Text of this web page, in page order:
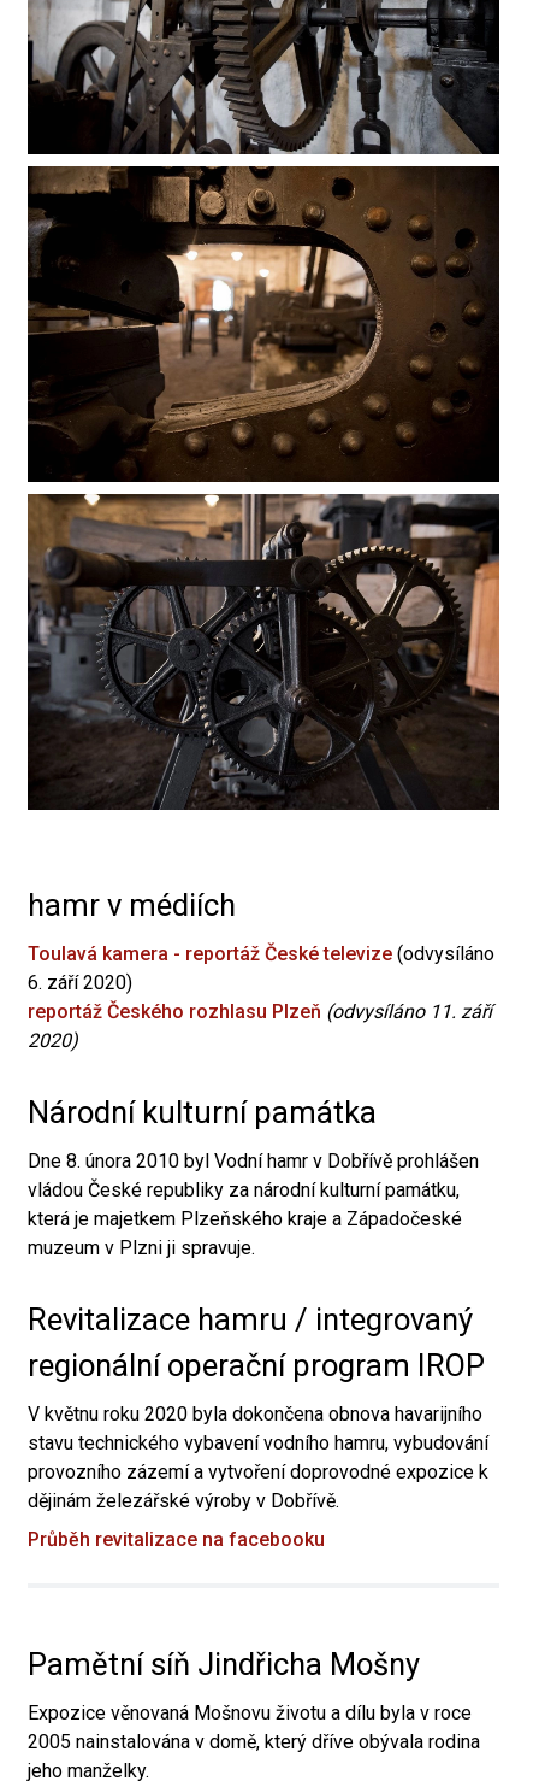
hamr v médiích
Toulavá kamera - reportáž České televize (odvysíláno
6. září 2020)
reportáž Českého rozhlasu Plzeň (odvysíláno 11. září
2020)
Národní kulturní památka
Dne 8. února 2010 byl Vodní hamr v Dobřívě prohlášen
vládou České republiky za národní kulturní památku,
která je majetkem Plzeňského kraje a Západočeské
muzeum v Plzni ji spravuje.
Revitalizace hamru / integrovaný
regionální operační program IROP
V květnu roku 2020 byla dokončena obnova havarijního
stavu technického vybavení vodního hamru, vybudování
provozního zázemí a vytvoření doprovodné expozice k
dějinám železářské výroby v Dobřívě.
Průběh revitalizace na facebooku
Pamětní síň Jindřicha Mošny
Expozice věnovaná Mošnovu životu a dílu byla v roce
2005 nainstalována v domě, který dříve obývala rodina
jeho manželky.